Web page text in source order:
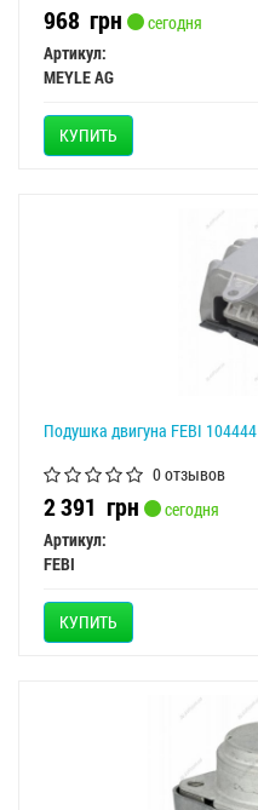
968 грн
сегодня
Артикул:
MEYLE AG
КУПИТЬ
Подушка двигуна FEBI 104444
0 отзывов
2 391 грн
сегодня
Артикул:
FEBI
КУПИТЬ